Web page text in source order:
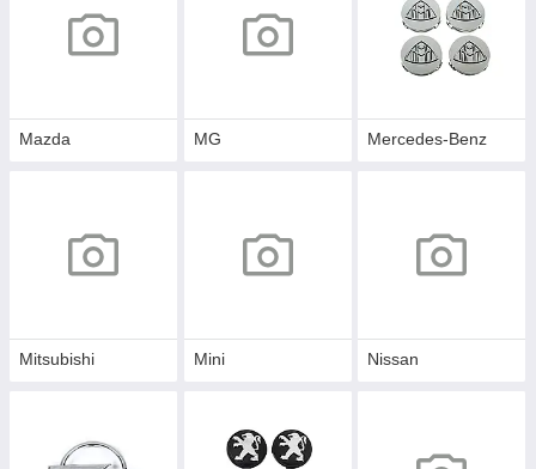
Mazda MG Mercedes-Benz
Mitsubishi Mini Nissan